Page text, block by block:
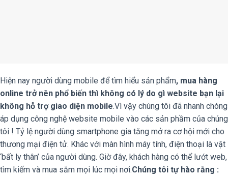
Hiện nay người dùng mobile để tìm hiểu sản phẩm, mua hàng
online trở nên phổ biến thì không có lý do gì website bạn lại
không hỗ trợ giao diện mobile.Vì vậy chúng tôi đã nhanh chóng
áp dụng công nghệ website mobile vào các sản phầm của chúng
tôi ! Tỷ lệ người dùng smartphone gia tăng mở ra cơ hội mới cho
thương mại điện tử. Khác với màn hình máy tính, điện thoại là vật
‘bất ly thân’ của người dùng. Giờ đây, khách hàng có thể lướt web,
tìm kiếm và mua sắm mọi lúc mọi nơi.Chúng tôi tự hào rằng :